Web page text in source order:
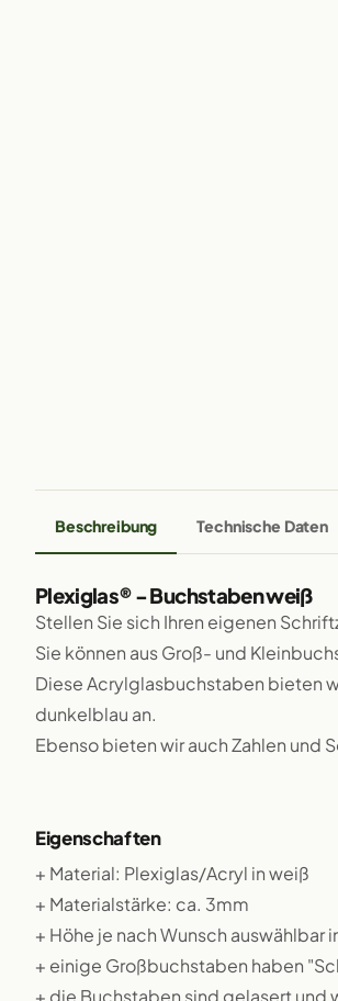
Beschreibung Technische Daten
Plexiglas® - Buchstaben weiß
Stellen Sie sich Ihren eigenen
Sie können aus Groß- und
Diese Acrylglasbuchstaben bieten
dunkelblau an.
Ebenso bieten wir auch Zahlen und
Eigenschaften
+ Material: Plexiglas/Acryl in weiß
+ Materialstärke: ca. 3mm
+ Höhe je nach Wunsch auswählbar
+ einige Großbuchstaben haben
+ die Buchstaben sind gelasert